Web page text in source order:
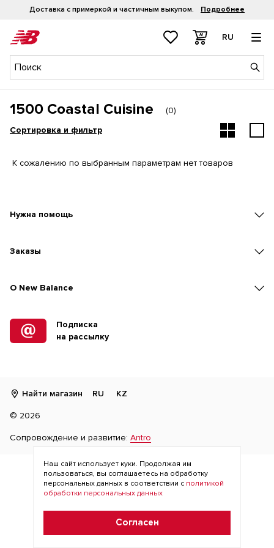
Доставка с примеркой и частичным выкупом. Подробнее
RU
1500 Coastal Cuisine (0)
Сортировка и фильтр
К сожалению по выбранным параметрам нет товаров
Нужна помощь
Заказы
O New Balance
Подписка
на рассылку
Найти магазин RU KZ
© 2026
Сопровождение и развитие: Antro
Наш сайт использует куки. Продолжая им
пользоваться, вы соглашаетесь на обработку
персональных данных в соответствии с политикой
обработки персональных данных
Согласен